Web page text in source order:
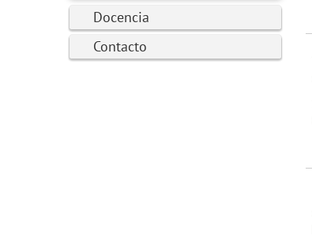
Docencia
Contacto